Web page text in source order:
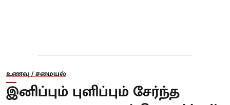
உணவு / சமையல்
இனிப்பும் புளிப்பும் சேர்ந்த